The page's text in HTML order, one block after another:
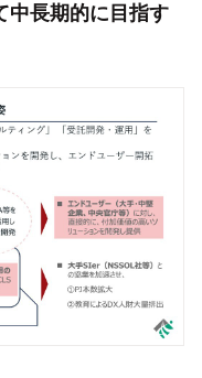
中長期的に目指す